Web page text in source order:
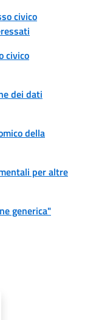
civico
civico
dei dati
della
per altre
generica"